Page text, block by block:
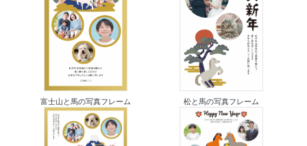
富士山と馬の写真フレーム 松と馬の写真フレーム